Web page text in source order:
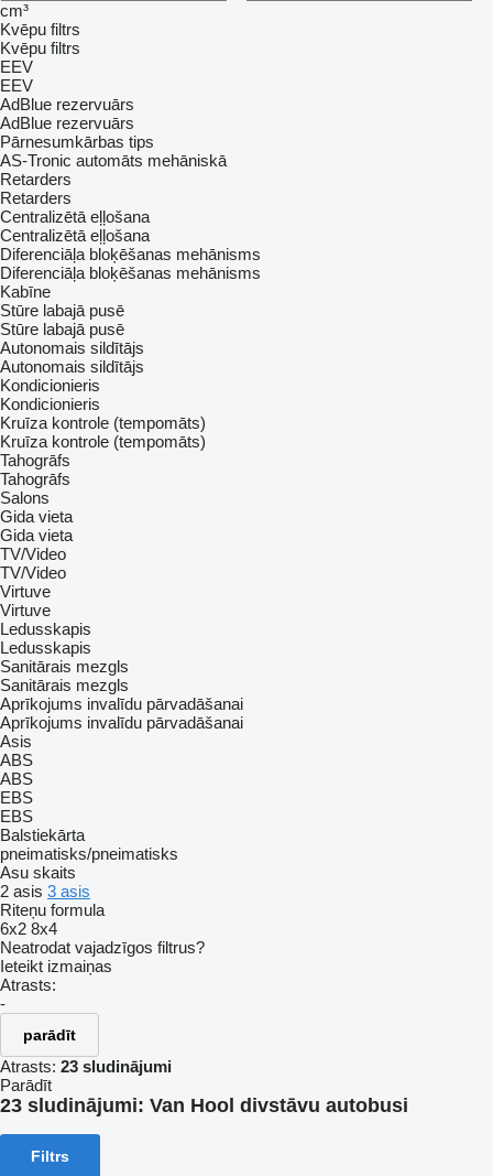
cm³
Kvēpu filtrs
Kvēpu filtrs
EEV
EEV
AdBlue rezervuārs
AdBlue rezervuārs
Pārnesumkārbas tips
AS-Tronic automāts mehāniskā
Retarders
Retarders
Centralizētā eļļošana
Centralizētā eļļošana
Diferenciāļa bloķēšanas mehānisms
Diferenciāļa bloķēšanas mehānisms
Kabīne
Stūre labajā pusē
Stūre labajā pusē
Autonomais sildītājs
Autonomais sildītājs
Kondicionieris
Kondicionieris
Kruīza kontrole (tempomāts)
Kruīza kontrole (tempomāts)
Tahogrāfs
Tahogrāfs
Salons
Gida vieta
Gida vieta
TV/Video
TV/Video
Virtuve
Virtuve
Ledusskapis
Ledusskapis
Sanitārais mezgls
Sanitārais mezgls
Aprīkojums invalīdu pārvadāšanai
Aprīkojums invalīdu pārvadāšanai
Asis
ABS
ABS
EBS
EBS
Balstiekārta
pneimatisks/pneimatisks
Asu skaits
2 asis 3 asis
Riteņu formula
6x2 8x4
Neatrodat vajadzīgos filtrus?
Ieteikt izmaiņas
Atrasts:
-
parādīt
Atrasts: 23 sludinājumi
Parādīt
23 sludinājumi: Van Hool divstāvu autobusi
Filtrs